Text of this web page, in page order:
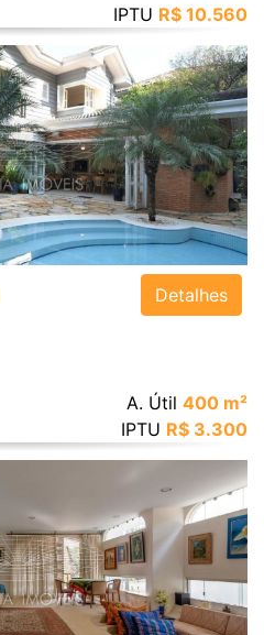
IPTU R$ 10.560
Detalhes
A. Útil 400 m²
IPTU R$ 3.300